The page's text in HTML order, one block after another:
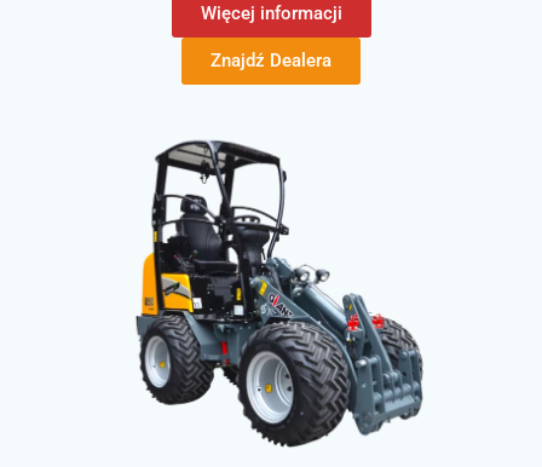
Więcej informacji
Znajdź Dealera